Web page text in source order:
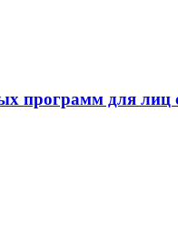
для лиц